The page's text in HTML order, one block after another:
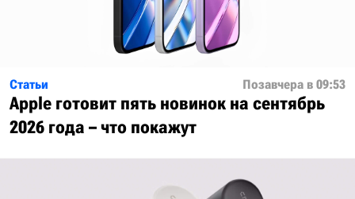
Статьи Позавчера в 09:53
Apple готовит пять новинок на сентябрь
2026 года – что покажут